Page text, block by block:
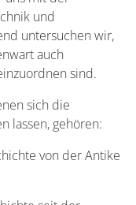
und
untersuchen wir,
auch
sind.
sich die
lassen, gehören:
von der Antike